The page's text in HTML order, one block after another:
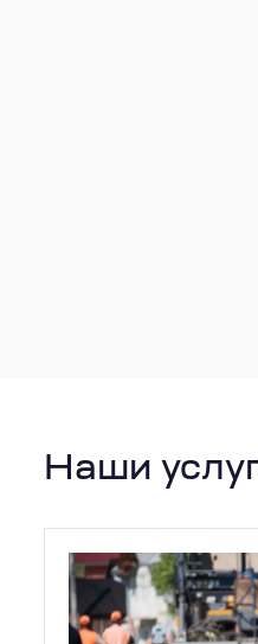
Наши